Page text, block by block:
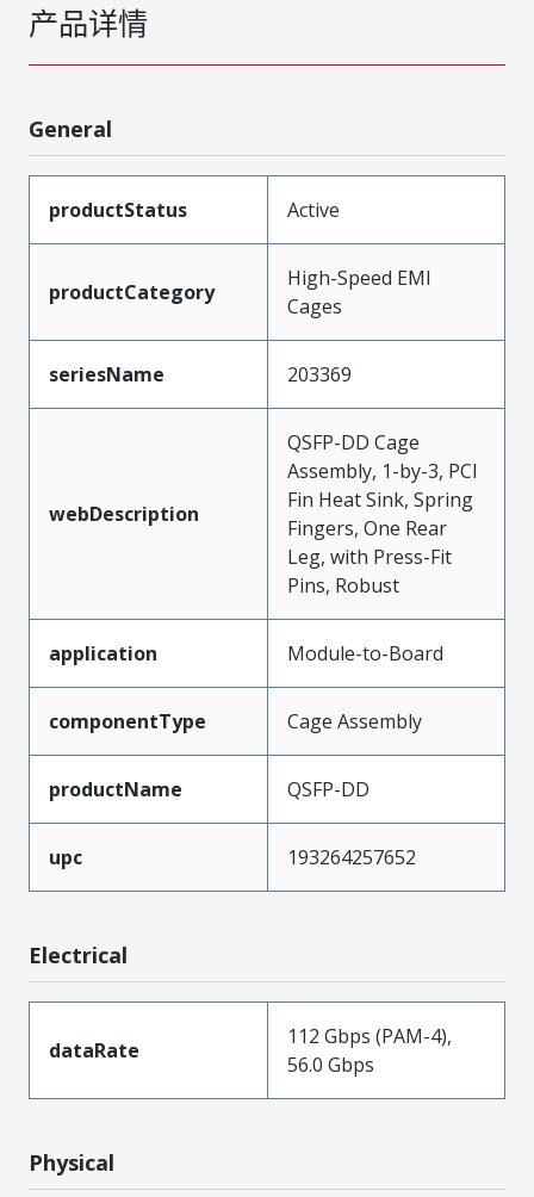
产品详情
General
productStatus Active
productCategory
High-Speed EMI
Cages
seriesName 203369
webDescription
QSFP-DD Cage
Assembly, 1-by-3, PCI
Fin Heat Sink, Spring
Fingers, One Rear
Leg, with Press-Fit
Pins, Robust
application Module-to-Board
componentType Cage Assembly
productName QSFP-DD
upc 193264257652
Electrical
dataRate
112 Gbps (PAM-4),
56.0 Gbps
Physical